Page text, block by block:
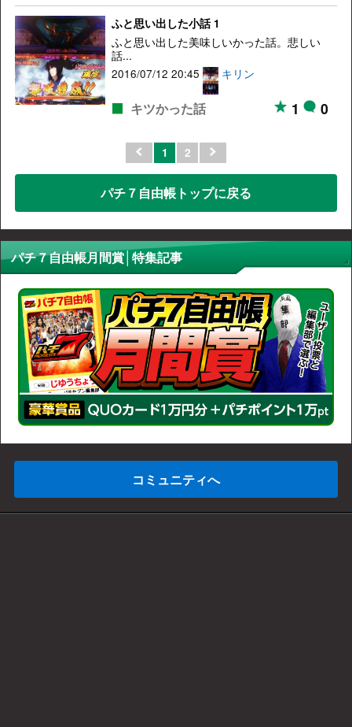
ふと思い出した小話 1
ふと思い出した美味しいかった話。悲しい
話...
2016/07/12 20:45
キリン
キツかった話 1 0
1 2
パチ７自由帳トップに戻る
パチ７自由帳月間賞│特集記事
コミュニティへ